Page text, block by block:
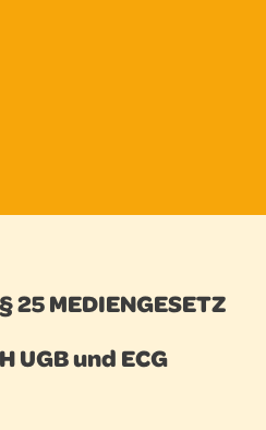
25 MEDIENGESETZ
UGB und ECG